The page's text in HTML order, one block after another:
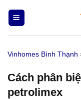
qua
nội
Vinhomes Bình Thạnh
Cách phân
petrolimex